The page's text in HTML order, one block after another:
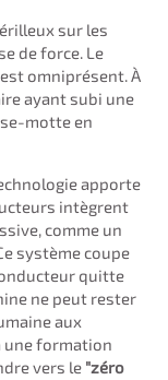
sur les
de force. Le
est omniprésent. À
ayant subi une
motte en
apporte
intègrent
comme un
système coupe
quitte
ne peut rester
aux
une formation
vers le "zéro